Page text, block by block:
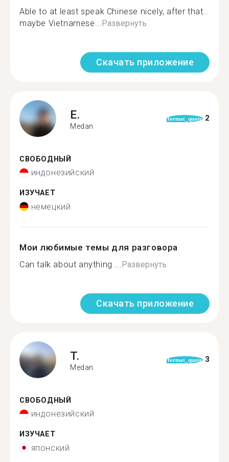
Able to at least speak Chinese nicely, after that..
maybe Vietnamese... Развернуть
Скачать приложение
E.
Medan
format_quote 2
СВОБОДНЫЙ
индонезийский
ИЗУЧАЕТ
немецкий
Мои любимые темы для разговора
Can talk about anything ... Развернуть
Скачать приложение
T.
Medan
format_quote 3
СВОБОДНЫЙ
индонезийский
ИЗУЧАЕТ
японский